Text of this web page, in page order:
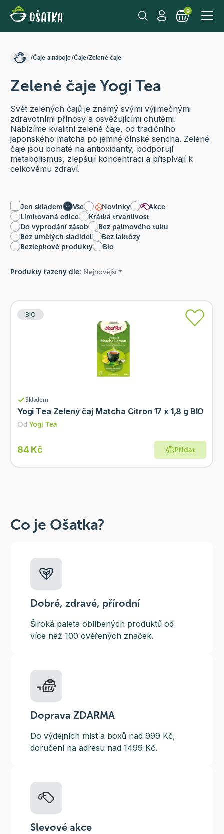
0
/Čaje a nápoje/Čaje/Zelené čaje
Zelené čaje Yogi Tea
Svět zelených čajů je známý svými výjimečnými
zdravotními přínosy a osvěžujícími chutěmi.
Nabízíme kvalitní zelené čaje, od tradičního
japonského matcha po jemné čínské sencha. Zelené
čaje jsou bohaté na antioxidanty, podporují
metabolismus, zlepšují koncentraci a přispívají k
celkovému zdraví.
Jen skladem Vše Novinky
Akce
Limitovaná edice
Krátká trvanlivost
Do vyprodání zásob
Bez palmového tuku
Bez umělých sladidel
Bez laktózy
Bezlepkové produkty
Bio
Produkty řazeny dle: Nejnovější
BIO
Skladem
Yogi Tea Zelený čaj Matcha Citron 17 x 1,8 g BIO
Od Yogi Tea
84 Kč Přidat
Co je Ošatka?
Dobré, zdravé, přírodní
Široká paleta oblíbených produktů od
více než 100 ověřených značek.
Doprava ZDARMA
Do výdejních míst a boxů nad 999 Kč,
doručení na adresu nad 1499 Kč.
Slevové akce